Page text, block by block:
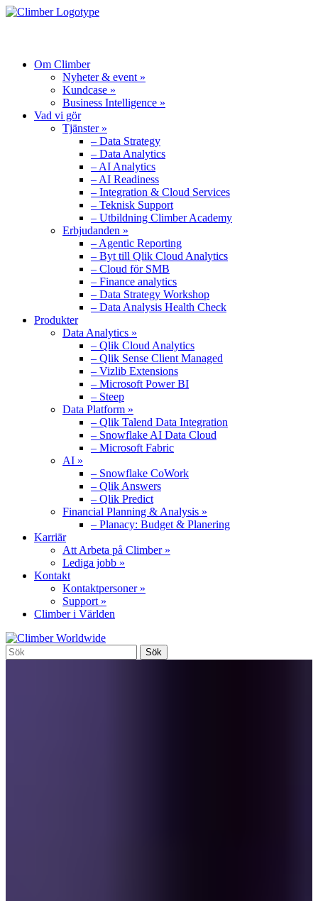
Om Climber
Nyheter & event »
Kundcase »
Business Intelligence »
Vad vi gör
Tjänster »
– Data Strategy
– Data Analytics
– AI Analytics
– AI Readiness
– Integration & Cloud Services
– Teknisk Support
– Utbildning Climber Academy
Erbjudanden »
– Agentic Reporting
– Byt till Qlik Cloud Analytics
– Cloud för SMB
– Finance analytics
– Data Strategy Workshop
– Data Analysis Health Check
Produkter
Data Analytics »
– Qlik Cloud Analytics
– Qlik Sense Client Managed
– Vizlib Extensions
– Microsoft Power BI
– Steep
Data Platform »
– Qlik Talend Data Integration
– Snowflake AI Data Cloud
– Microsoft Fabric
AI »
– Snowflake CoWork
– Qlik Answers
– Qlik Predict
Financial Planning & Analysis »
– Planacy: Budget & Planering
Karriär
Att Arbeta på Climber »
Lediga jobb »
Kontakt
Kontaktpersoner »
Support »
Climber i Världen